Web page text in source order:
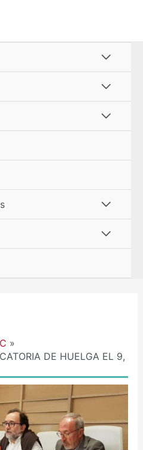
menú
menú
menú
DE HUELGA EL 9,